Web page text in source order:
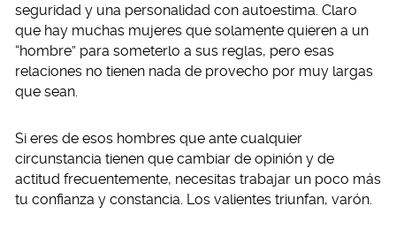
seguridad y una personalidad con autoestima. Claro
que hay muchas mujeres que solamente quieren a un
“hombre” para someterlo a sus reglas, pero esas
relaciones no tienen nada de provecho por muy largas
que sean.
Si eres de esos hombres que ante cualquier
circunstancia tienen que cambiar de opinión y de
actitud frecuentemente, necesitas trabajar un poco más
tu confianza y constancia. Los valientes triunfan, varón.